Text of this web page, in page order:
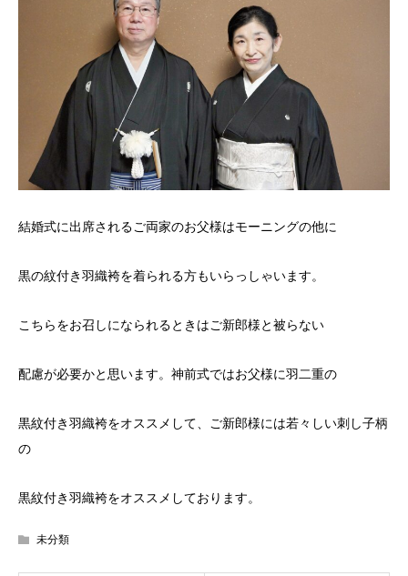
結婚式に出席されるご両家のお父様はモーニングの他に
黒の紋付き羽織袴を着られる方もいらっしゃいます。
こちらをお召しになられるときはご新郎様と被らない
配慮が必要かと思います。神前式ではお父様に羽二重の
黒紋付き羽織袴をオススメして、ご新郎様には若々しい刺し子柄
の
黒紋付き羽織袴をオススメしております。
未分類